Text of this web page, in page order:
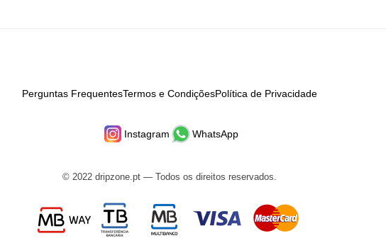
Perguntas FrequentesTermos e CondiçõesPolítica de Privacidade
Instagram WhatsApp
© 2022 dripzone.pt — Todos os direitos reservados.